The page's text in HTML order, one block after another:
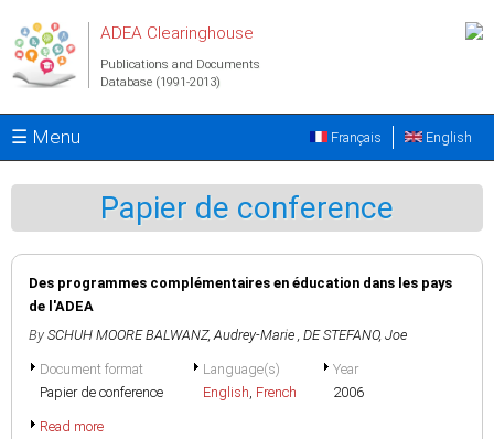
ADEA Clearinghouse
Publications and Documents
Database (1991-2013)
☰ Menu English
Français
Papier de conference
Des programmes complémentaires en éducation dans les pays
de l'ADEA
By SCHUH MOORE BALWANZ, Audrey-Marie , DE STEFANO, Joe
Document format
Papier de conference
Language(s)
English, French
Year
2006
Read more